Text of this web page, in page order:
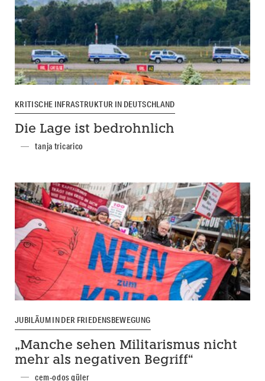
KRITISCHE INFRASTRUKTUR IN DEUTSCHLAND
Die Lage ist bedrohnlich
tanja tricarico
JUBILÄUM IN DER FRIEDENSBEWEGUNG
„Manche sehen Militarismus nicht
mehr als negativen Begriff“
cem-odos güler